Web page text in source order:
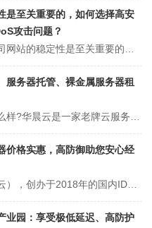
是至关重要的，如何选择高安
攻击问题？
服务器托管、裸金属服务器租
价格实惠，高防御助您安心经
业园：享受极低延迟、高防护